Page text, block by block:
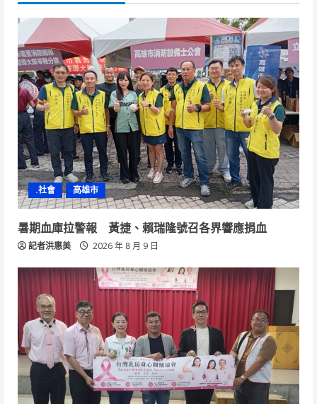
.社會 高雄市
暑期血庫拉警報 黃捷、賴瑞隆號召各界響應捐血
記者洪惠美 2026 年 8 月 9 日